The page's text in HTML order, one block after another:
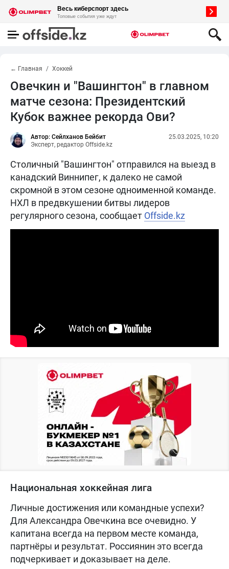
← Главная Хоккей
Овечкин и "Вашингтон" в главном
матче сезона: Президентский
Кубок важнее рекорда Ови?
Автор: Сейлханов Бейбит
Эксперт, редактор Offside.kz
25.03.2025, 10:20
Столичный "Вашингтон" отправился на выезд в
канадский Виннипег, к далеко не самой
скромной в этом сезоне одноименной команде.
НХЛ в предвкушении битвы лидеров
регулярного сезона, сообщает Offside.kz
Национальная хоккейная лига
Личные достижения или командные успехи?
Для Александра Овечкина все очевидно. У
капитана всегда на первом месте команда,
партнёры и результат. Россиянин это всегда
подчеркивает и доказывает на деле.